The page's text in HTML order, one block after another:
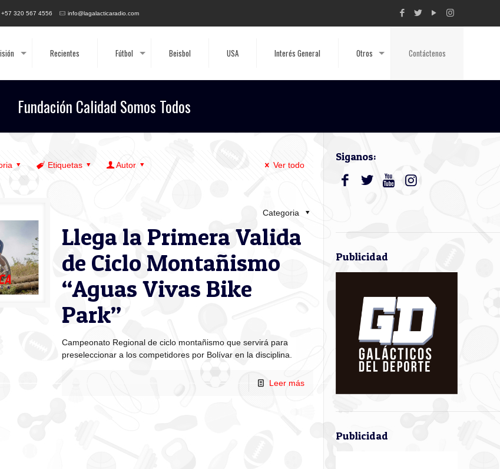
+57 320 567 4556 info@lagalacticaradio.com
Recientes Fútbol Beisbol USA Interés General Otros Contáctenos
Fundación Calidad Somos Todos
Etiquetas Autor Ver todo
Categoria
Llega la Primera Valida
de Ciclo Montañismo
“Aguas Vivas Bike
Park”
Campeonato Regional de ciclo montañismo que servirá para
preseleccionar a los competidores por Bolívar en la disciplina.
Leer más
Siganos:
Publicidad
Publicidad